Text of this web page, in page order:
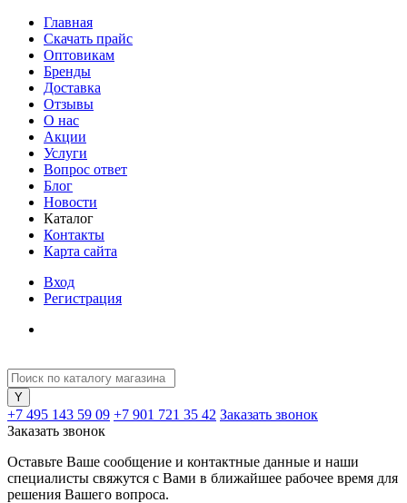
Главная
Скачать прайс
Оптовикам
Бренды
Доставка
Отзывы
О нас
Акции
Услуги
Вопрос ответ
Блог
Новости
Каталог
Контакты
Карта сайта
Вход
Регистрация
+7 495 143 59 09 +7 901 721 35 42 Заказать звонок
Заказать звонок
Оставьте Ваше сообщение и контактные данные и наши
специалисты свяжутся с Вами в ближайшее рабочее время для
решения Вашего вопроса.